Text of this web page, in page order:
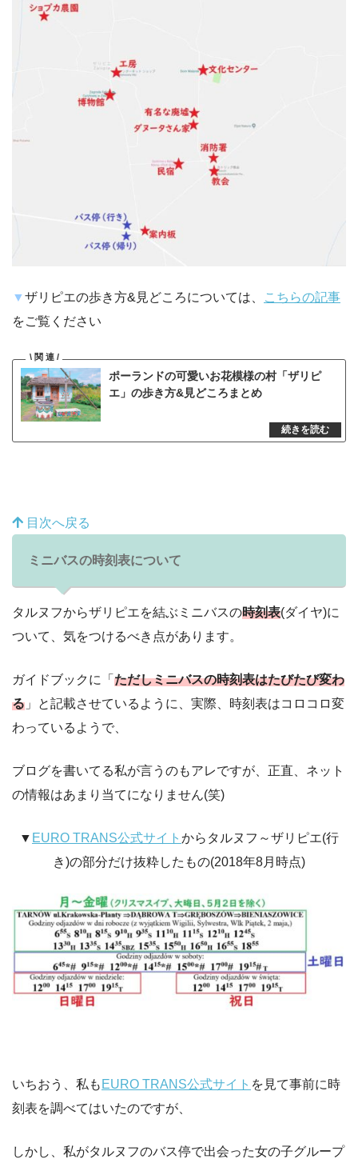
▼ザリピエの歩き方&見どころについては、
こちらの記事
をご覧ください
ポーランドの可愛いお花模様の村「ザリピ
エ」の歩き方&見どころまとめ
目次へ戻る
ミニバスの時刻表について
タルヌフからザリピエを結ぶミニバスの時刻表(ダイヤ)に
ついて、気をつけるべき点があります。
ガイドブックに「 ただしミニバスの時刻表はたびたび変わ
る 」と記載させているように、実際、時刻表はコロコロ変
わっているようで、
ブログを書いてる私が言うのもアレですが、正直、ネット
の情報はあまり当てになりません(笑)
▼ EURO TRANS公式サイト からタルヌフ～ザリピエ(行
き)の部分だけ抜粋したもの(2018年8月時点)
いちおう、私も EURO TRANS公式サイト を見て事前に時
刻表を調べてはいたのですが、
しかし、私がタルヌフのバス停で出会った女の子グループ